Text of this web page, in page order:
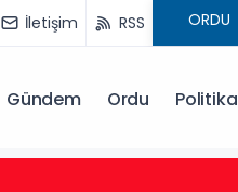
İletişim RSS
Gündem Ordu Politika